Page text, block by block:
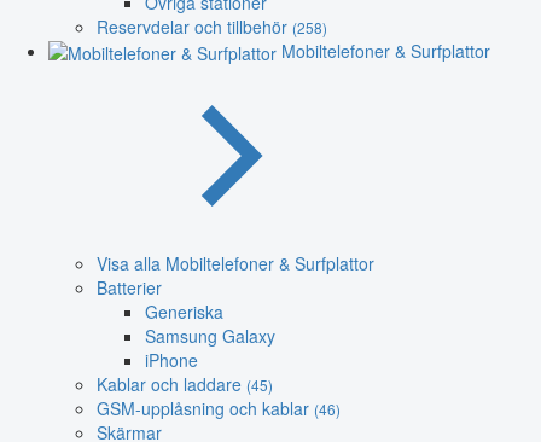
Reservdelar och tillbehör (258)
Mobiltelefoner & Surfplattor
Visa alla Mobiltelefoner & Surfplattor
Batterier
Generiska
Samsung Galaxy
iPhone
Kablar och laddare (45)
GSM-upplåsning och kablar (46)
Skärmar